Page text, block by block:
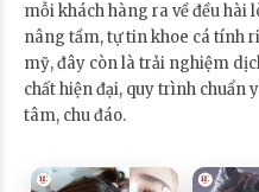
mỗi khách hàng ra về đều hài
nâng tầm, tự tin khoe cá tính
mỹ, đây còn là trải nghiệm
chất hiện đại, quy trình chuẩn
tâm, chu đáo.